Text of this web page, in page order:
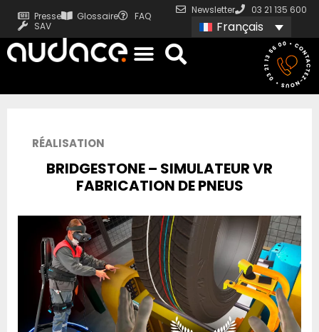
Presse Glossaire
FAQ
SAV
Newsletter 03 21 135 600
Français
RÉALISATION
BRIDGESTONE – SIMULATEUR VR
FABRICATION DE PNEUS